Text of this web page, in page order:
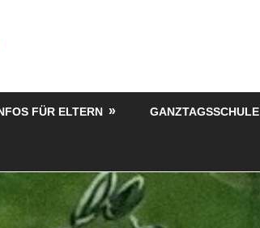
FÜR ELTERN GANZTAGSSCHULE